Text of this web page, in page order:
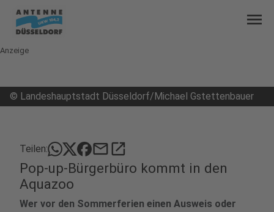
menu
Anzeige
© Landeshauptstadt Düsseldorf/Michael Gstettenbauer
Teilen: mailopen_in_new
Pop-up-Bürgerbüro kommt in den
Aquazoo
Wer vor den Sommerferien einen Ausweis oder